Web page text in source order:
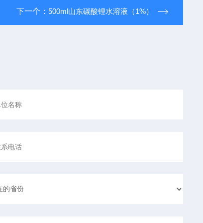
下一个： 500ml山东碳酸锂水溶液（1%）